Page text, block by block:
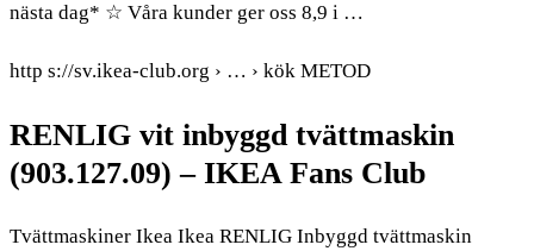
nästa dag* ☆ Våra kunder ger oss 8,9 i …
http s://sv.ikea-club.org › … › kök METOD
RENLIG vit inbyggd tvättmaskin
(903.127.09) – IKEA Fans Club
Tvättmaskiner Ikea Ikea RENLIG Inbyggd tvättmaskin